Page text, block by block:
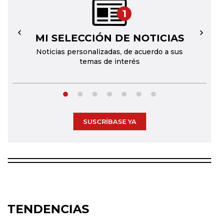
1
MI SELECCIÓN DE NOTICIAS
Noticias personalizadas, de acuerdo a sus
temas de interés
← →
SUSCRÍBASE YA
TENDENCIAS